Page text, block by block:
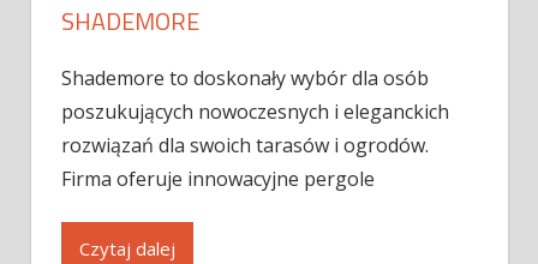
SHADEMORE
Shademore to doskonały wybór dla osób
poszukujących nowoczesnych i eleganckich
rozwiązań dla swoich tarasów i ogrodów.
Firma oferuje innowacyjne pergole
Czytaj dalej